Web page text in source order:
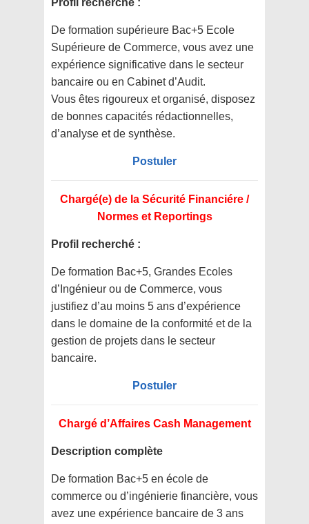
Profil recherché :
De formation supérieure Bac+5 Ecole
Supérieure de Commerce, vous avez une
expérience significative dans le secteur
bancaire ou en Cabinet d’Audit.
Vous êtes rigoureux et organisé, disposez
de bonnes capacités rédactionnelles,
d’analyse et de synthèse.
Postuler
Chargé(e) de la Sécurité Financiére /
Normes et Reportings
Profil recherché :
De formation Bac+5, Grandes Ecoles
d’Ingénieur ou de Commerce, vous
justifiez d’au moins 5 ans d’expérience
dans le domaine de la conformité et de la
gestion de projets dans le secteur
bancaire.
Postuler
Chargé d’Affaires Cash Management
Description complète
De formation Bac+5 en école de
commerce ou d’ingénierie financière, vous
avez une expérience bancaire de 3 ans